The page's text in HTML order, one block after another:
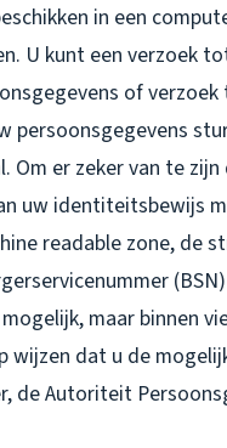
in een
U kunt een verzoek
of
persoonsgegevens
Om er zeker van te
uw identiteitsbewijs
readable zone, de
maar binnen
wijzen dat u de
de Autoriteit